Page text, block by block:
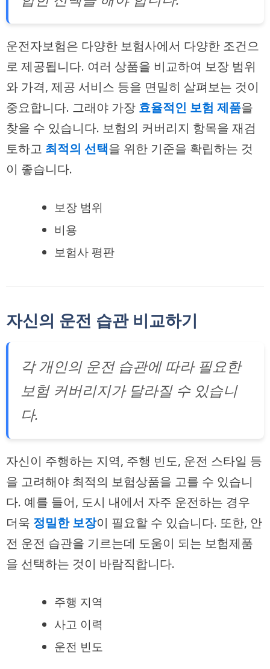
운전자보험은 다양한 보험사에서 다양한 조건으
로 제공됩니다. 여러 상품을 비교하여 보장 범위
와 가격, 제공 서비스 등을 면밀히 살펴보는 것이
중요합니다. 그래야 가장 효율적인 보험 제품을
찾을 수 있습니다. 보험의 커버리지 항목을 재검
토하고 최적의 선택을 위한 기준을 확립하는 것
이 좋습니다.
보장 범위
비용
보험사 평판
자신의 운전 습관 비교하기
각 개인의 운전 습관에 따라 필요한
보험 커버리지가 달라질 수 있습니
다.
자신이 주행하는 지역, 주행 빈도, 운전 스타일 등
을 고려해야 최적의 보험상품을 고를 수 있습니
다. 예를 들어, 도시 내에서 자주 운전하는 경우
더욱 정밀한 보장이 필요할 수 있습니다. 또한, 안
전 운전 습관을 기르는데 도움이 되는 보험제품
을 선택하는 것이 바람직합니다.
주행 지역
사고 이력
운전 빈도